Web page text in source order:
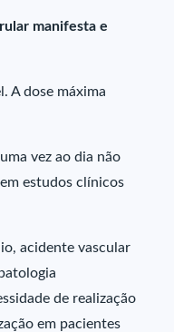
manifesta e
A dose máxima
vez ao dia não
estudos clínicos
acidente vascular
de realização
em pacientes